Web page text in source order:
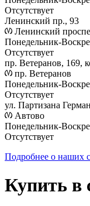
Отсутствует
Ленинский пр., 93
Ленинский
Понедельник-
Отсутствует
пр. Ветеранов, 169,
пр. Ветеранов
Понедельник-
Отсутствует
ул. Партизана
Автово
Понедельник-
Отсутствует
Подробнее о наших
Купить в